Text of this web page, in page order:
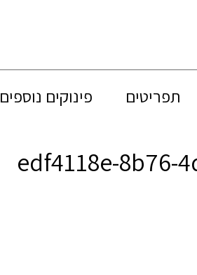
תפריטים פינוקים נוספים
edf4118e-8b76-